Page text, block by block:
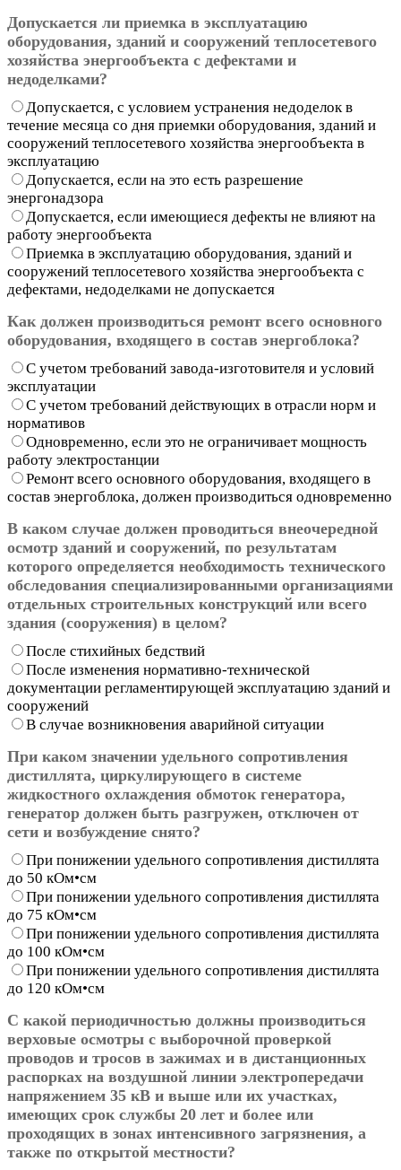
Допускается ли приемка в эксплуатацию
оборудования, зданий и сооружений теплосетевого
хозяйства энергообъекта с дефектами и
недоделками?
Допускается, с условием устранения недоделок в
течение месяца со дня приемки оборудования, зданий и
сооружений теплосетевого хозяйства энергообъекта в
эксплуатацию
Допускается, если на это есть разрешение
энергонадзора
Допускается, если имеющиеся дефекты не влияют на
работу энергообъекта
Приемка в эксплуатацию оборудования, зданий и
сооружений теплосетевого хозяйства энергообъекта с
дефектами, недоделками не допускается
Как должен производиться ремонт всего основного
оборудования, входящего в состав энергоблока?
С учетом требований завода-изготовителя и условий
эксплуатации
С учетом требований действующих в отрасли норм и
нормативов
Одновременно, если это не ограничивает мощность
работу электростанции
Ремонт всего основного оборудования, входящего в
состав энергоблока, должен производиться одновременно
В каком случае должен проводиться внеочередной
осмотр зданий и сооружений, по результатам
которого определяется необходимость технического
обследования специализированными организациями
отдельных строительных конструкций или всего
здания (сооружения) в целом?
После стихийных бедствий
После изменения нормативно-технической
документации регламентирующей эксплуатацию зданий и
сооружений
В случае возникновения аварийной ситуации
При каком значении удельного сопротивления
дистиллята, циркулирующего в системе
жидкостного охлаждения обмоток генератора,
генератор должен быть разгружен, отключен от
сети и возбуждение снято?
При понижении удельного сопротивления дистиллята
до 50 кОм•см
При понижении удельного сопротивления дистиллята
до 75 кОм•см
При понижении удельного сопротивления дистиллята
до 100 кОм•см
При понижении удельного сопротивления дистиллята
до 120 кОм•см
С какой периодичностью должны производиться
верховые осмотры с выборочной проверкой
проводов и тросов в зажимах и в дистанционных
распорках на воздушной линии электропередачи
напряжением 35 кВ и выше или их участках,
имеющих срок службы 20 лет и более или
проходящих в зонах интенсивного загрязнения, а
также по открытой местности?